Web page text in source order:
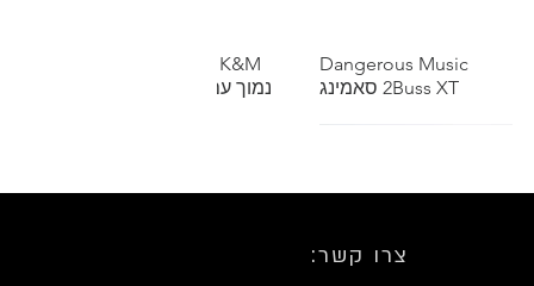
תצוגה מהירה
Dangerous Music
2Buss XT סאמינג
תצוגה מהירה
נמוך עם בום טלסקופי
:צרו קשר